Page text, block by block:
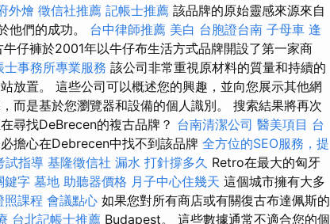
外燴 徵信社推薦 記帳士推薦 該品牌的原始靈感來源來自
他們的成功。 台中律師推薦 美白 台胞證台南 子母車 逢
牛仔褲於2001年以牛仔布生活方式品牌開設了第一家商
士事務所專業服務 該公司非常重視原材料的質量和持續的
放置。 這些公司可以概述您的興趣，並向您展示其他網
而是基於您瀏覽器和設備的個人識別。 搜索結果將再次
尋找DeBrecen的複古品牌？ 台南清潔公司 醫美項目 台
擔心在Debrecen中找不到該品牌 全方位的SEO服務，提
試指導 基隆徵信社 漏水 打針撐多久 Retro在最大的匈牙
鍵字 墓地 助聽器價格 月子中心住幾天 這個城市擁有大多
照課程 會議點心 如果您對所有商店或有關復古布達佩斯的
台北記帳士推薦 Budapest。 這些數據通常不適合您的個